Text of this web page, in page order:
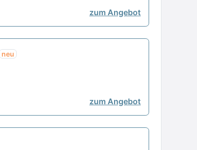
zum Angebot
neu
zum Angebot